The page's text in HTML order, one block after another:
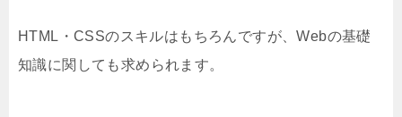
HTML・CSSのスキルはもちろんですが、Webの基礎
知識に関しても求められます。